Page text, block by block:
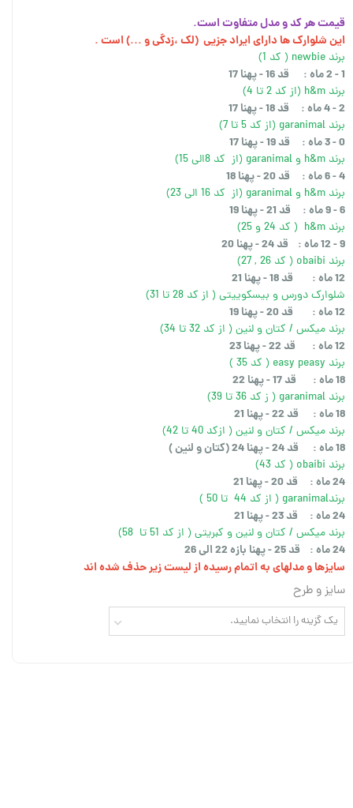
قیمت هر کد و مدل متفاوت است.
این شلوارک ها دارای ایراد جزیی (لک ،زدگی و ...) است .
برند newbie ( کد 1)
1 - 2 ماه : قد 16 - پهنا 17
برند h&m (از کد 2 تا 4)
2 - 4 ماه : قد 18 - پهنا 17
برند garanimal (از کد 5 تا 7)
0 - 3 ماه : قد 19 - پهنا 17
برند h&m و garanimal (از کد 8الی 15)
4 - 6 ماه : قد 20 - پهنا 18
برند h&m و garanimal (از کد 16 الی 23)
6 - 9 ماه : قد 21 - پهنا 19
برند h&m ( کد 24 و 25)
9 - 12 ماه : قد 24 - پهنا 20
برند obaibi ( کد 26 , 27)
12 ماه : قد 18 - پهنا 21
شلوارک دورس و بیسکوییتی ( از کد 28 تا 31)
12 ماه : قد 20 - پهنا 19
برند میکس / کتان و لنین ( از کد 32 تا 34)
12 ماه : قد 22 - پهنا 23
برند easy peasy ( کد 35 )
18 ماه : قد 17 - پهنا 22
برند garanimal ( ز کد 36 تا 39)
18 ماه : قد 22 - پهنا 21
برند میکس / کتان و لنین ( ازکد 40 تا 42)
18 ماه : قد 24 - پهنا 24 (کتان و لنین )
برند obaibi ( کد 43)
24 ماه : قد 20 - پهنا 21
برندgaranimal ( از کد 44 تا 50 )
24 ماه : قد 23 - پهنا 21
برند میکس / کتان و لنین و کبریتی ( از کد 51 تا 58)
24 ماه : قد 25 - پهنا بازه 22 الی 26
سایزها و مدلهای به اتمام رسیده از لیست زیر حذف شده اند
سایز و طرح
یک گزینه را انتخاب نمایید.